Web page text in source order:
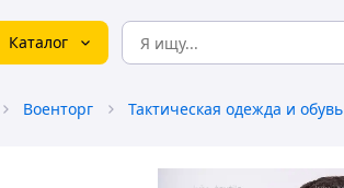
Каталог
Военторг Тактическая одежда и обувь